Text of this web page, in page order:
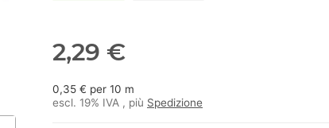
2,29 €
0,35 € per 10 m
escl. 19% IVA , più Spedizione